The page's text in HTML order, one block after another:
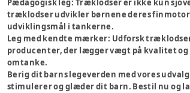
Pædagogisk leg: Træklodser er ikke kun
træklodser udvikler børnene deres
udviklingsmål i tankerne.
Leg med kendte mærker: Udforsk
producenter, der lægger vægt på kvalitet og
omtanke.
Berig dit barns legeverden med vores
stimulerer og glæder dit barn. Bestil nu og